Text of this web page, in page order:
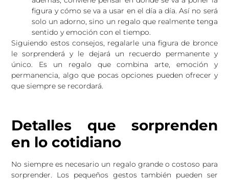
figura y cómo se va a usar en el día a día. Así no será
solo un adorno, sino un regalo que realmente tenga
sentido y emoción con el tiempo.
Siguiendo estos consejos, regalarle una figura de bronce
le sorprenderá y le dejará un recuerdo permanente y
único. Es un regalo que combina arte, emoción y
permanencia, algo que pocas opciones pueden ofrecer y
que siempre se recordará.
Detalles que sorprenden
en lo cotidiano
No siempre es necesario un regalo grande o costoso para
sorprender. Los pequeños gestos también pueden ser